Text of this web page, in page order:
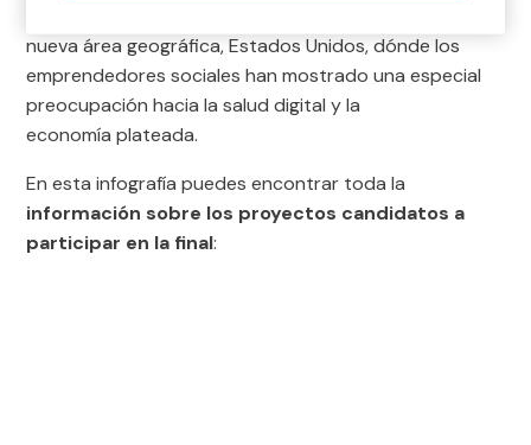
nueva área geográfica, Estados Unidos, dónde los
emprendedores sociales han mostrado una especial
preocupación hacia la salud digital y la
economía plateada.
En esta infografía puedes encontrar toda la
información sobre los proyectos candidatos a
participar en la final: